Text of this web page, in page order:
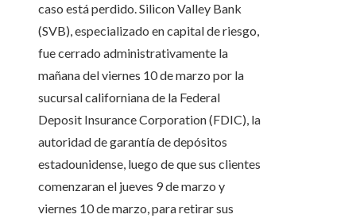
caso está perdido. Silicon Valley Bank
(SVB), especializado en capital de riesgo,
fue cerrado administrativamente la
mañana del viernes 10 de marzo por la
sucursal californiana de la Federal
Deposit Insurance Corporation (FDIC), la
autoridad de garantía de depósitos
estadounidense, luego de que sus clientes
comenzaran el jueves 9 de marzo y
viernes 10 de marzo, para retirar sus